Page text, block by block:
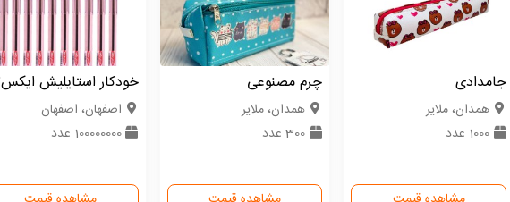
جامدادی
همدان، ملایر
1000 عدد
چرم مصنوعی
همدان، ملایر
300 عدد
خودکار استایلیش ایکس3
اصفهان، اصفهان
100000000 عدد